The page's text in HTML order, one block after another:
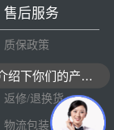
售后服务
质保政策
货物检验
返修/退换货
物流包装